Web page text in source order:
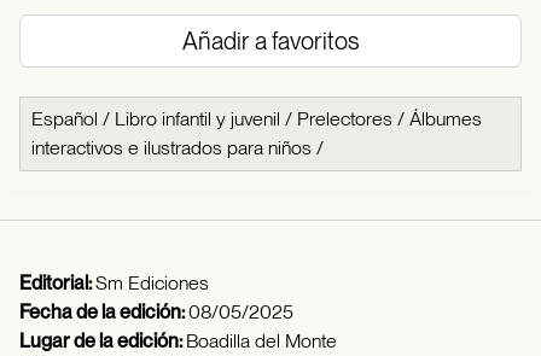
Añadir a favoritos
Español / Libro infantil y juvenil / Prelectores / Álbumes
interactivos e ilustrados para niños /
Editorial:Sm Ediciones
Fecha de la edición:08/05/2025
Lugar de la edición:Boadilla del Monte